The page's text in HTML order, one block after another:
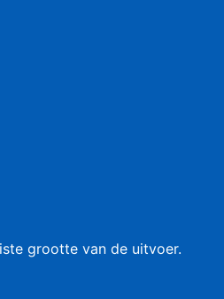
grootte van de uitvoer.